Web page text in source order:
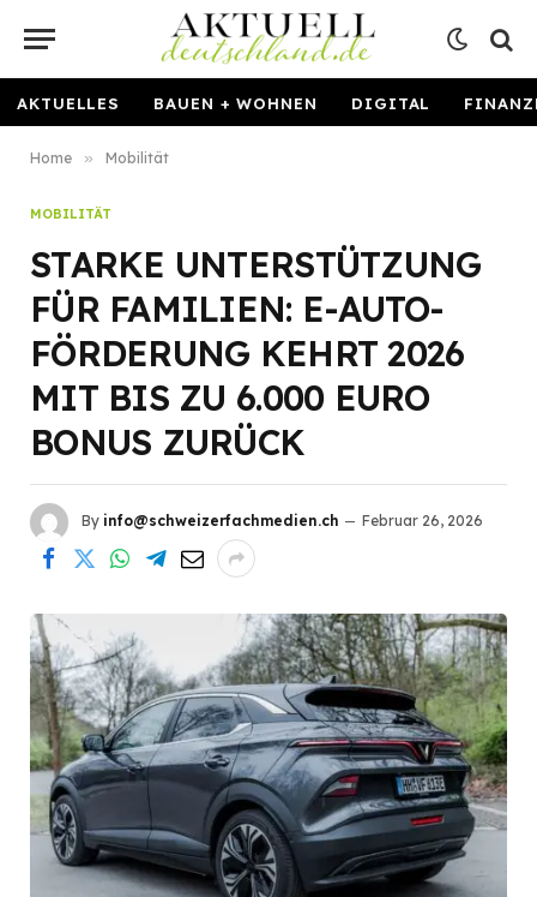
AKTUELLES BAUEN + WOHNEN DIGITAL
Home » Mobilität
MOBILITÄT
STARKE UNTERSTÜTZUNG
FÜR FAMILIEN: E-AUTO-
FÖRDERUNG KEHRT 2026
MIT BIS ZU 6.000 EURO
BONUS ZURÜCK
By info@schweizerfachmedien.ch Februar 26, 2026